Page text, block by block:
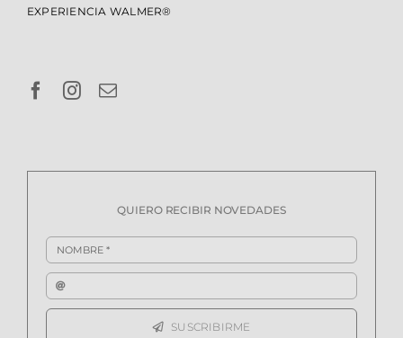
EXPERIENCIA WALMER®
QUIERO RECIBIR NOVEDADES
SUSCRIBIRME